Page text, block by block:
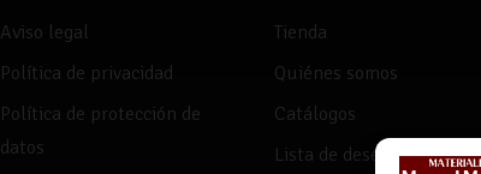
Aviso legal
Política de privacidad
Política de protección de
datos
Tienda
Quiénes somos
Catálogos
Lista de deseos